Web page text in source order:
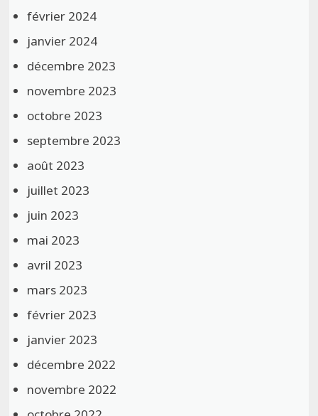
février 2024
janvier 2024
décembre 2023
novembre 2023
octobre 2023
septembre 2023
août 2023
juillet 2023
juin 2023
mai 2023
avril 2023
mars 2023
février 2023
janvier 2023
décembre 2022
novembre 2022